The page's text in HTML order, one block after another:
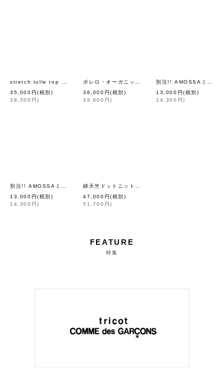
leur logette]
35,000 円(税別)
38,500 円)
36,000 円(税別)
39,600 円)
13,000 円(税別)
14,300 円)
13,000 円(税別)
14,300 円)
47,000 円(税別)
51,700 円)
FEATURE
特集